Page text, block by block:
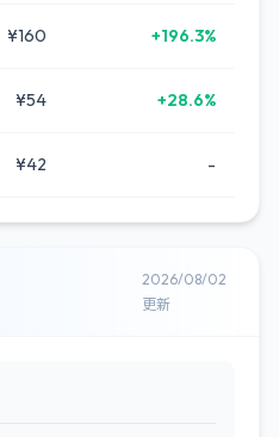
¥160 +196.3%
¥54 +28.6%
¥42 -
2026/08/02
更新